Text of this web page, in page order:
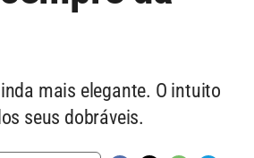
mais elegante. O intuito
seus dobráveis.